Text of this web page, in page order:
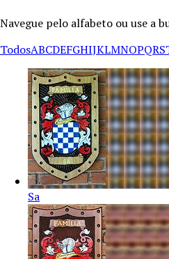
Navegue pelo alfabeto ou use a
TodosABCDEFGHIJKLMNOPQRS
Sa